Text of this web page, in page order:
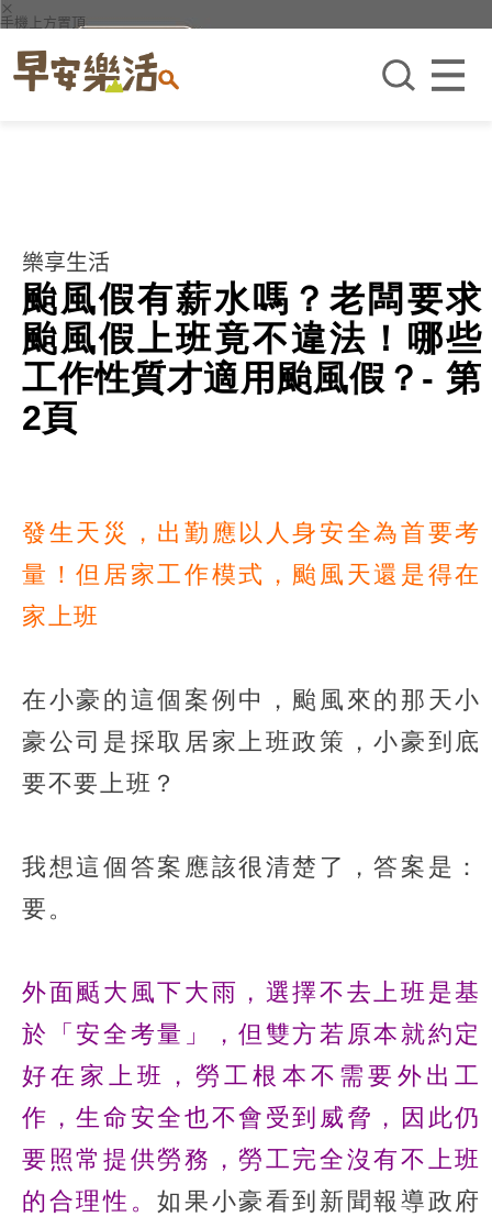
×
手機上方置頂
樂享生活
颱風假有薪水嗎？老闆要求
颱風假上班竟不違法！哪些
工作性質才適用颱風假？- 第
2頁
發生天災，出勤應以人身安全為首要考
量！但居家工作模式，颱風天還是得在
家上班
在小豪的這個案例中，颱風來的那天小
豪公司是採取居家上班政策，小豪到底
要不要上班？
我想這個答案應該很清楚了，答案是：
要。
外面颳大風下大雨，選擇不去上班是基
於「安全考量」，但雙方若原本就約定
好在家上班，勞工根本不需要外出工
作，生命安全也不會受到威脅，因此仍
要照常提供勞務，勞工完全沒有不上班
的合理性。如果小豪看到新聞報導政府